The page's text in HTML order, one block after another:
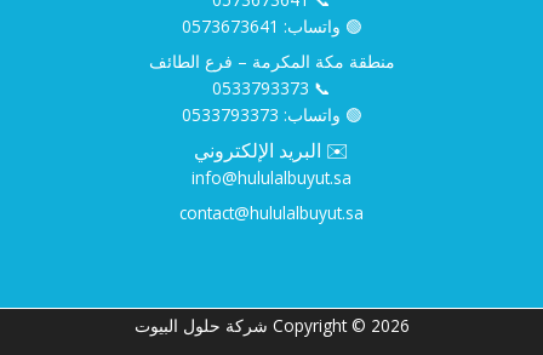
🟢 واتساب: 0573673641
منطقة مكة المكرمة – فرع الطائف
📞
0533793373
🟢 واتساب: 0533793373
✉️ البريد الإلكتروني
info@hululalbuyut.sa
contact@hululalbuyut.sa
Copyright © 2026 شركة حلول البيوت